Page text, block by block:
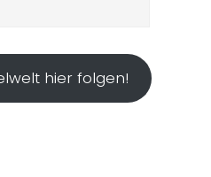
hier folgen!